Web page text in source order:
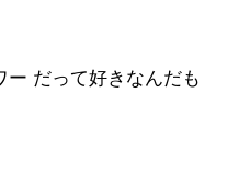
ー だって好きなんだも